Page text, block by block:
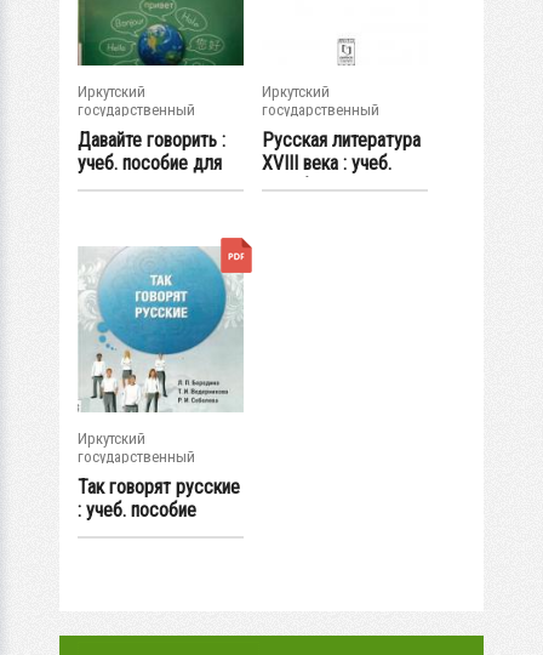
Иркутский
государственный
университет
Давайте говорить :
учеб. пособие для
иностранных...
Иркутский
государственный
университет
Русская литература
XVIII века : учеб.
пособие
Иркутский
государственный
университет
Так говорят русские
: учеб. пособие